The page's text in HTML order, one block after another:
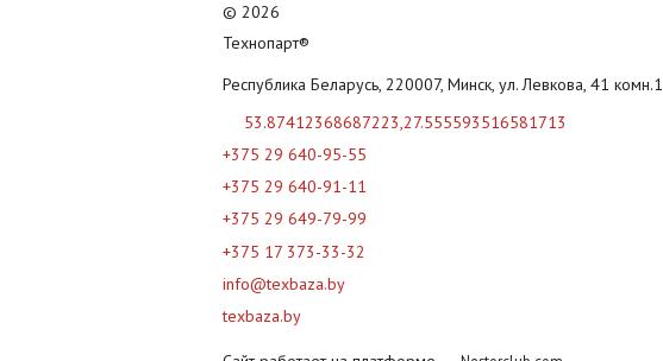
© 2026
Технопарт®
Республика Беларусь, 220007, Минск, ул. Левкова, 41 комн.1
53.87412368687223,27.555593516581713
+375 29 640-95-55
+375 29 640-91-11
+375 29 649-79-99
+375 17 373-33-32
info@texbaza.by
texbaza.by